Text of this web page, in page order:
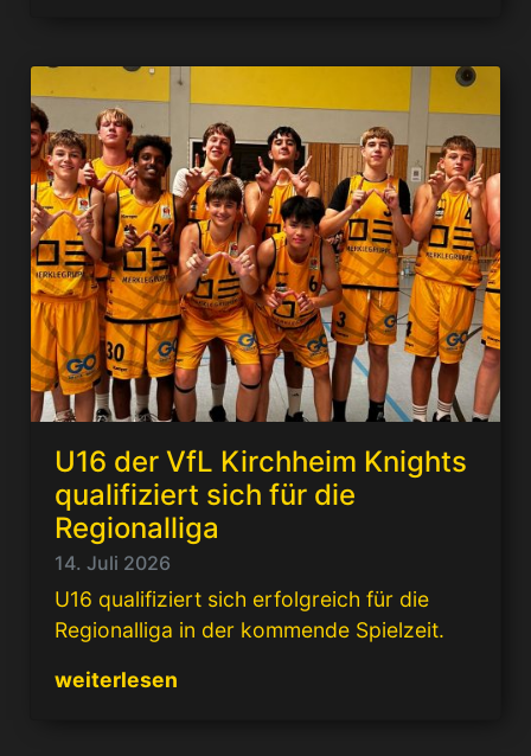
U16 der VfL Kirchheim Knights
qualifiziert sich für die
Regionalliga
14. Juli 2026
U16 qualifiziert sich erfolgreich für die
Regionalliga in der kommende Spielzeit.
weiterlesen